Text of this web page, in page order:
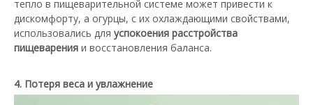
тепло в пищеварительной системе может привести к
дискомфорту, а огурцы, с их охлаждающими свойствами,
использовались для успокоения расстройства
пищеварения и восстановления баланса.
4. Потеря веса и увлажнение